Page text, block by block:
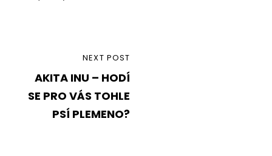
Navigace
pro
příspěvek
POST
NEXT POST
AKITA INU – HODÍ
SE PRO VÁS TOHLE
PSÍ PLEMENO?